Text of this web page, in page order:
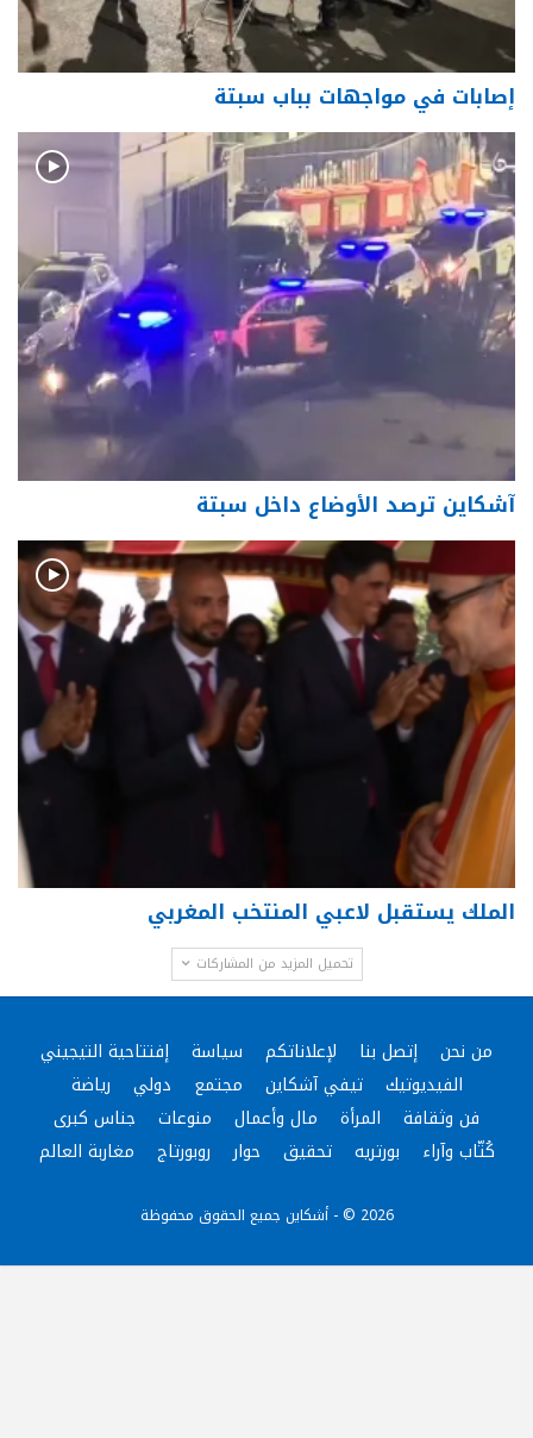
إصابات في مواجهات بباب سبتة
آشكاين ترصد الأوضاع داخل سبتة
الملك يستقبل لاعبي المنتخب المغربي
تحميل المزيد من المشاركات
من نحن إتصل بنا لإعلاناتكم سياسة
إفتتاحية التيجيني
الفيديوتيك
تيفي آشكاين مجتمع دولي
رياضة
فن وثقافة
المرأة مال وأعمال منوعات
جناس كبرى
كُتّاب وآراء
بورتريه تحقيق حوار روبورتاج مغاربة العالم
2026 © - أشكاين جميع الحقوق محفوظة